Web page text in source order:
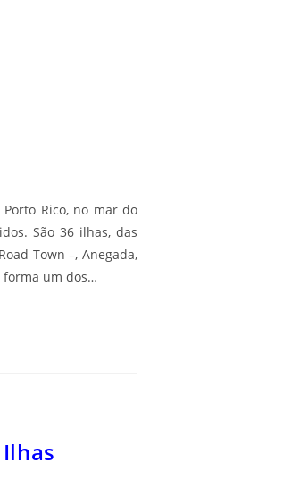
Rico, no mar do
São 36 ilhas, das
Town –, Anegada,
forma um dos…